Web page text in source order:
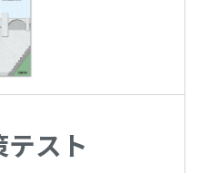
スト